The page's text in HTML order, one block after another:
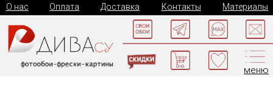
Контакты Материалы
О нас Доставка
Оплата
меню